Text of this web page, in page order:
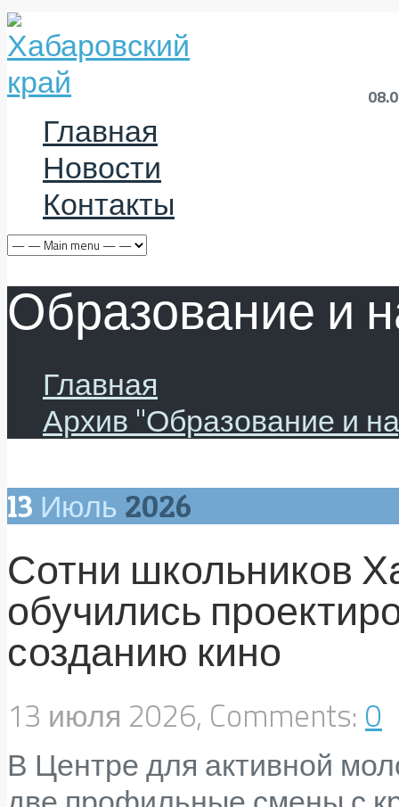
Главная
Новости
Контакты
Образование и
Главная
Архив "Образование и
13 Июль 2026
Сотни школьников
обучились
созданию кино
13 июля 2026, Comments: 0
В Центре для активной